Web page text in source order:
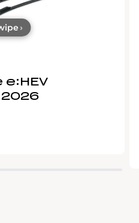
e:HEV
2026
›